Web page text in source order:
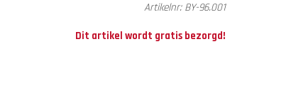
Artikelnr: BY-96.001
Dit artikel wordt gratis bezorgd!